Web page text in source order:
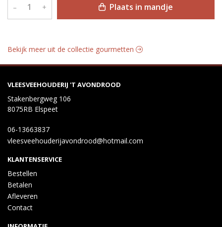
– + Plaats in mandje
Bekijk meer uit de collectie gourmetten
VLEESVEEHOUDERIJ 'T AVONDROOD
Stakenbergweg 106
8075RB Elspeet
06-13663837
vleesveehouderijavondrood@hotmail.com
KLANTENSERVICE
Bestellen
Betalen
Afleveren
Contact